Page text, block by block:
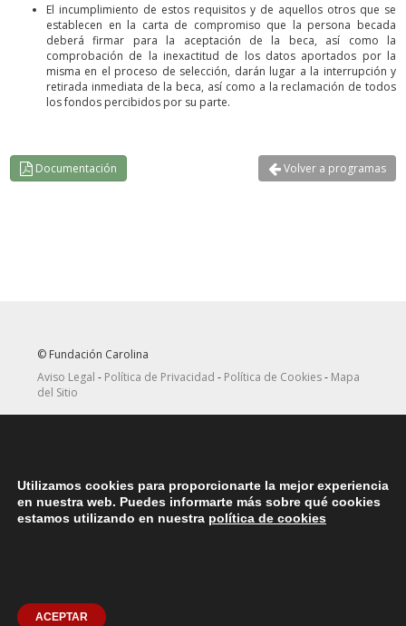
El incumplimiento de estos requisitos y de aquellos otros que se
establecen en la carta de compromiso que la persona becada
deberá firmar para la aceptación de la beca, así como la
comprobación de la inexactitud de los datos aportados por la
misma en el proceso de selección, darán lugar a la interrupción y
retirada inmediata de la beca, así como a la reclamación de todos
los fondos percibidos por su parte.
Documentación Volver a programas
© Fundación Carolina
Aviso Legal - Política de Privacidad - Política de Cookies- Mapa
del Sitio
ASOCIACIONES
Contacta con la asociación de exbecarios de tu paísaquí
Contactar
Utilizamos cookies para proporcionarte la mejor experiencia
en nuestra web. Puedes informarte más sobre qué cookies
estamos utilizando en nuestra política de cookies
ACEPTAR